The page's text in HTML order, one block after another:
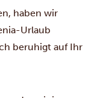
haben wir
Urlaub
beruhigt auf Ihr